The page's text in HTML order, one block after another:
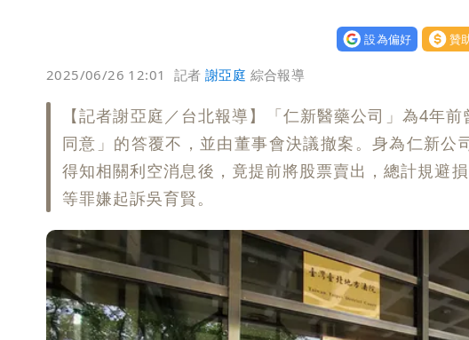
白海豚明恐海警！全台大雨3天「這區下到紫爆」
父親節泡湯了！白海豚海警機率飆85％ 這3天
道瓊再創新高！SpaceX「財報失速」蒸發7兆
3資深房仲涉犯《個資法》遭士檢聲押禁見 士
設為偏好 贊助
2025/06/26 12:01 記者謝亞庭 綜合報導
【記者謝亞庭／台北報導】「仁新醫藥公司」為4年
同意」的答覆不，並由董事會決議撤案。身為仁新
得知相關利空消息後，竟提前將股票賣出，總計規避
等罪嫌起訴吳育賢。